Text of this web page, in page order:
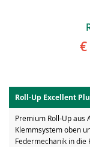
€
Roll-Up Excellent
Premium Roll-Up
Klemmsystem oben
Federmechanik in die